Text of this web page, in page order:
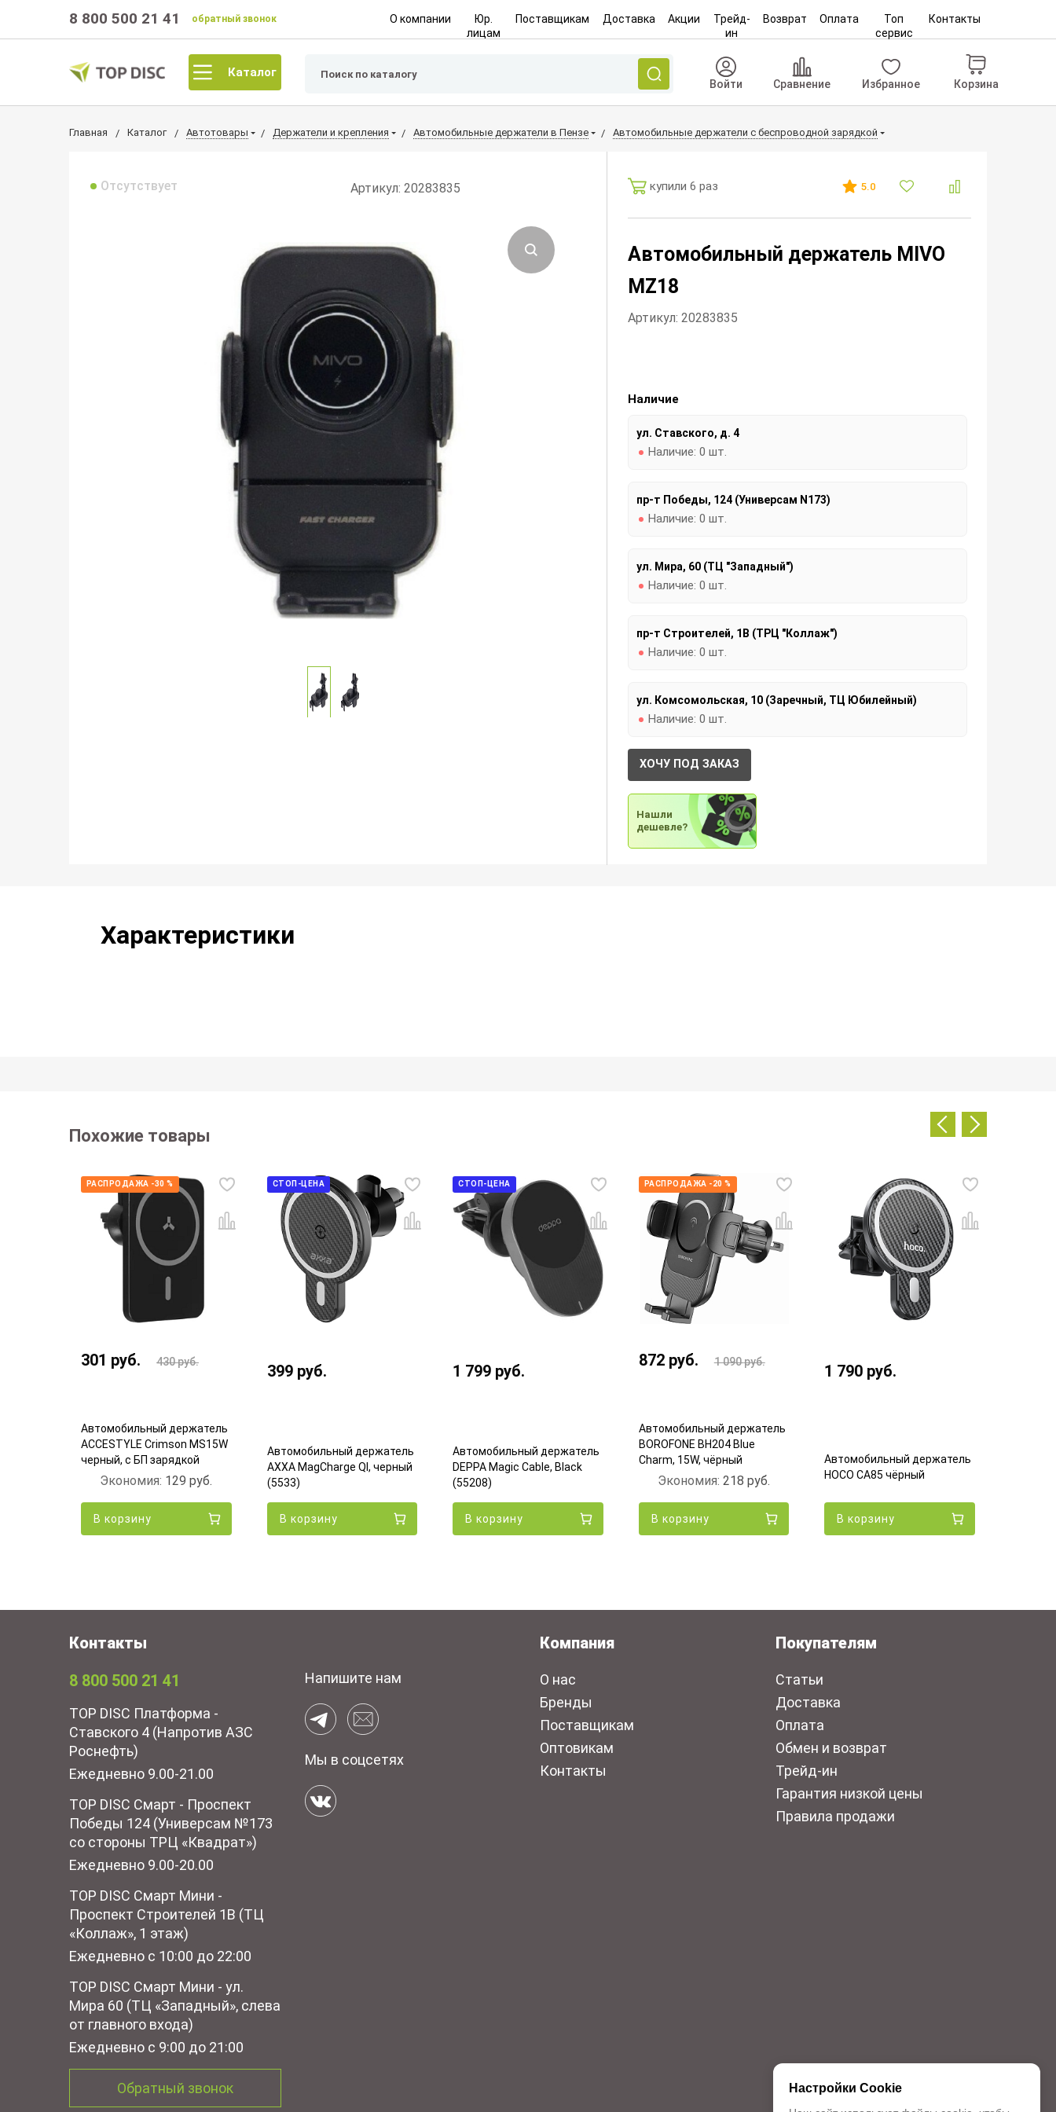
8 800 500 21 41 обратный звонок О компании
Юр.
лицам
Поставщикам Доставка Акции
Трейд-
ин
Возврат Оплата
Топ
сервис
Контакты
Каталог
Войти Сравнение Избранное Корзина
Главная Каталог Автотовары Держатели и крепления Автомобильные держатели в Пензе Автомобильные держатели с беспроводной зарядкой
Отсутствует Артикул: 20283835 купили 6 раз 5.0
Автомобильный держатель MIVO
MZ18
Артикул: 20283835
Наличие
ул. Ставского, д. 4
Наличие: 0 шт.
пр-т Победы, 124 (Универсам N173)
Наличие: 0 шт.
ул. Мира, 60 (ТЦ "Западный")
Наличие: 0 шт.
пр-т Строителей, 1В (ТРЦ "Коллаж")
Наличие: 0 шт.
ул. Комсомольская, 10 (Заречный, ТЦ Юбилейный)
Наличие: 0 шт.
ХОЧУ ПОД ЗАКАЗ
Нашли
дешевле?
Характеристики
Похожие товары
РАСПРОДАЖА -30 %
301 руб. 430руб.
Автомобильный держатель
ACCESTYLE Crimson MS15W
черный, с БП зарядкой
Экономия: 129руб.
В корзину
СТОП-ЦЕНА
399 руб.
Автомобильный держатель
AXXA MagCharge QI, черный
(5533)
В корзину
СТОП-ЦЕНА
1 799 руб.
Автомобильный держатель
DEPPA Magic Cable, Black
(55208)
В корзину
РАСПРОДАЖА -20 %
872 руб. 1 090руб.
Автомобильный держатель
BOROFONE BH204 Blue
Charm, 15W, чёрный
Экономия:218руб.
В корзину
1 790 руб.
Автомобильный держатель
HOCO CA85 чёрный
В корзину
Контакты
8 800 500 21 41
TOP DISC Платформа -
Ставского 4 (Напротив АЗС
Роснефть)
Ежедневно 9.00-21.00
TOP DISC Смарт - Проспект
Победы 124 (Универсам №173
со стороны ТРЦ «Квадрат»)
Ежедневно 9.00-20.00
TOP DISC Смарт Мини -
Проспект Строителей 1В (ТЦ
«Коллаж», 1 этаж)
Ежедневно с 10:00 до 22:00
TOP DISC Смарт Мини - ул.
Мира 60 (ТЦ «Западный», слева
от главного входа)
Ежедневно с 9:00 до 21:00
Обратный звонок
Напишите нам
Мы в соцсетях
Компания
О нас
Бренды
Поставщикам
Оптовикам
Контакты
Покупателям
Статьи
Доставка
Оплата
Обмен и возврат
Трейд-ин
Гарантия низкой цены
Правила продажи
Настройки Cookie